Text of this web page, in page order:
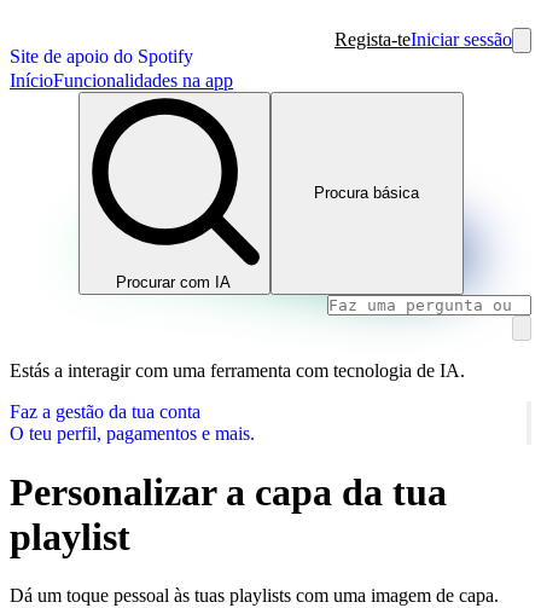
Site de apoio do Spotify
Regista-teIniciar sessão
InícioFuncionalidades na app
Procurar com IA
Procura básica
Estás a interagir com uma ferramenta com tecnologia de IA.
Faz a gestão da tua conta
O teu perfil, pagamentos e mais.
Personalizar a capa da tua
playlist
Dá um toque pessoal às tuas playlists com uma imagem de capa.